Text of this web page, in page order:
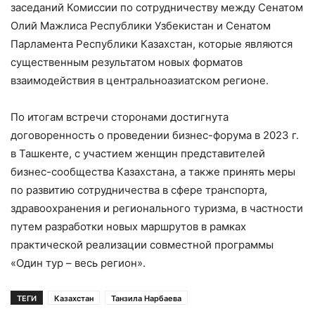
заседаний Комиссии по сотрудничеству между Сенатом
Олий Мажлиса Республики Узбекистан и Сенатом
Парламента Республики Казахстан, которые являются
существенным результатом новых форматов
взаимодействия в центральноазиатском регионе.
По итогам встречи сторонами достигнута
договоренность о проведении бизнес-форума в 2023 г.
в Ташкенте, с участием женщин представителей
бизнес-сообщества Казахстана, а также принять меры
по развитию сотрудничества в сфере транспорта,
здравоохранения и регионального туризма, в частности
путем разработки новых маршрутов в рамках
практической реализации совместной программы
«Один тур – весь регион».
ТЕГИ Казахстан Танзила Нарбаева